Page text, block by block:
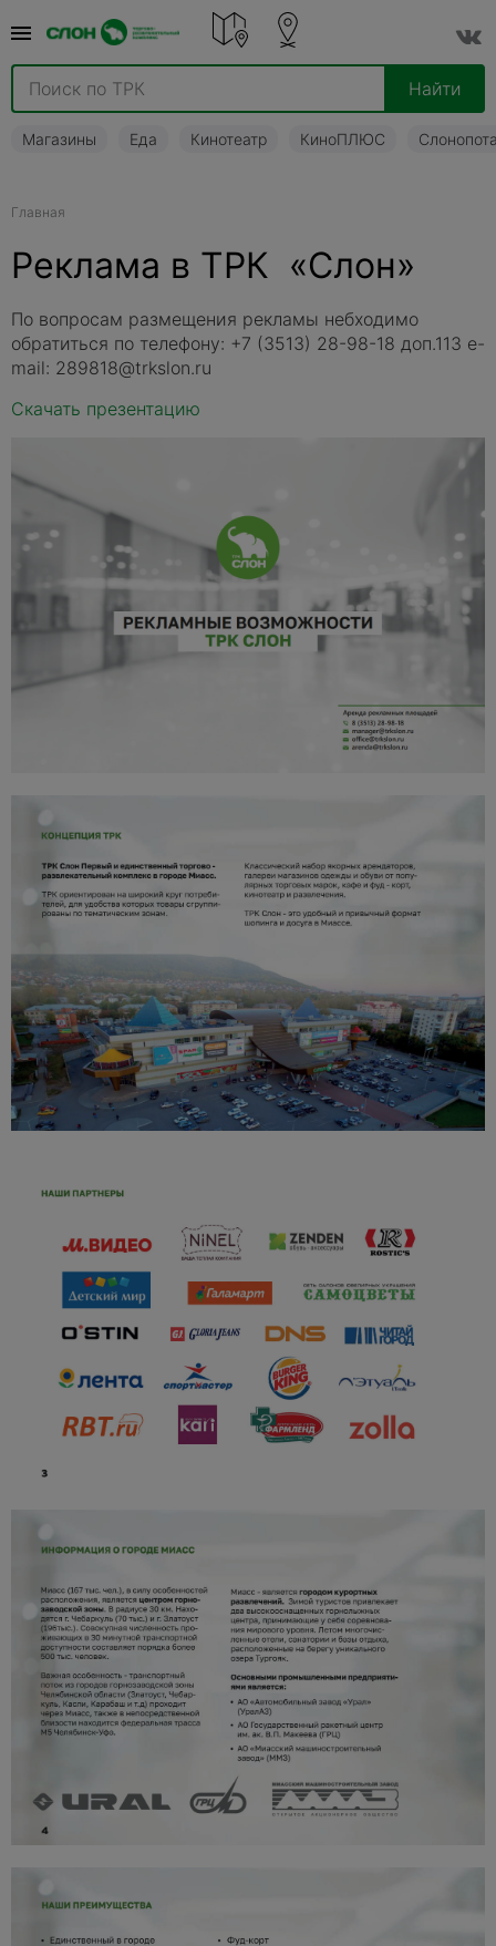
Найти
Магазины Еда Кинотеатр КиноПЛЮС
Главная
Реклама в ТРК «Слон»
По вопросам размещения рекламы небходимо
обратиться по телефону: +7 (3513) 28-98-18 доп.113 e-
mail: 289818@trkslon.ru
Скачать презентацию